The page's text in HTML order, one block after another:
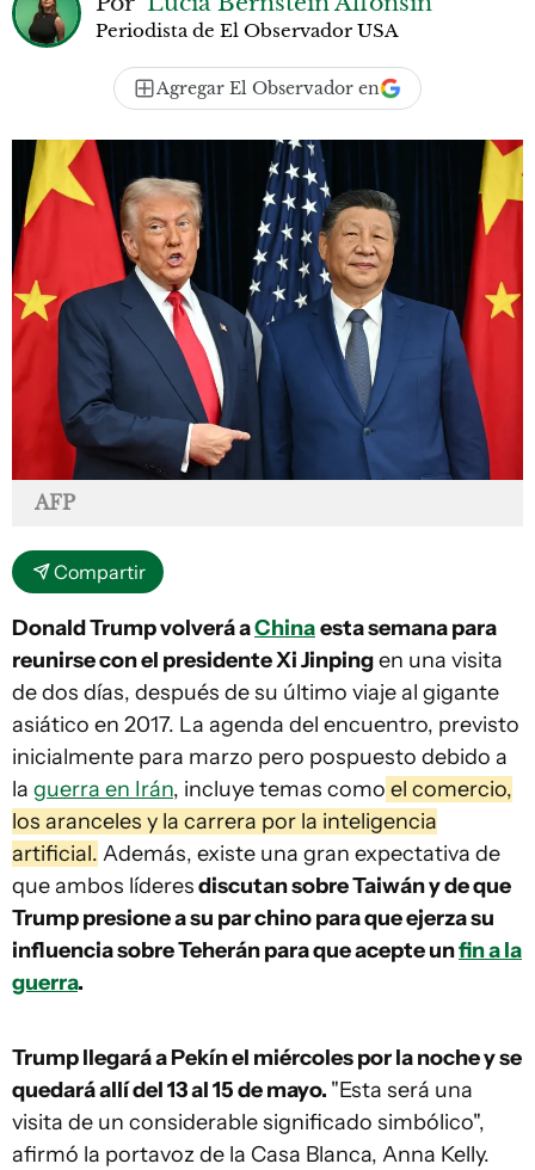
Periodista de El Observador USA
Agregar El Observador en
AFP
Compartir
Donald Trump volverá aChinaesta semana para
reunirse con el presidente Xi Jinpingen una visita
de dos días, después de su último viaje al gigante
asiático en 2017. La agenda del encuentro, previsto
inicialmente para marzo pero pospuesto debido a
la guerra en Irán, incluye temas como el comercio,
los aranceles y la carrera por la inteligencia
artificial. Además, existe una gran expectativa de
que ambos líderesdiscutan sobre Taiwán y de que
Trump presione a su par chino para que ejerza su
influencia sobre Teherán para que acepte unfin a la
guerra.
Trump llegará a Pekín el miércoles por la noche y se
quedará allí del 13 al 15 de mayo. "Esta será una
visita de un considerable significado simbólico",
afirmó la portavoz de la Casa Blanca, Anna Kelly.